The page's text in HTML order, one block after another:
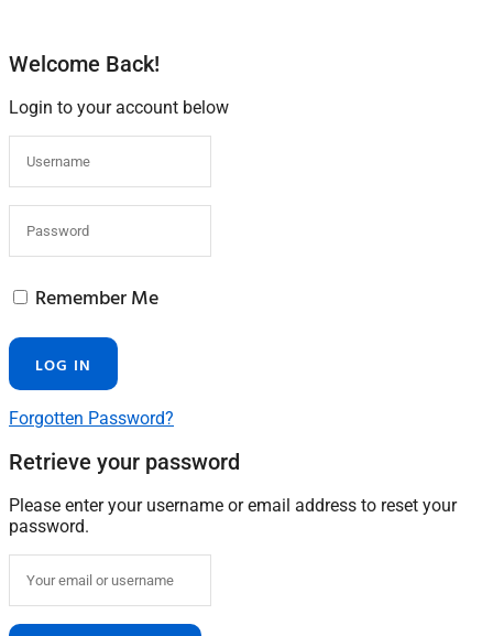
Welcome Back!
Login to your account below
Remember Me
Forgotten Password?
Retrieve your password
Please enter your username or email address to reset your
password.